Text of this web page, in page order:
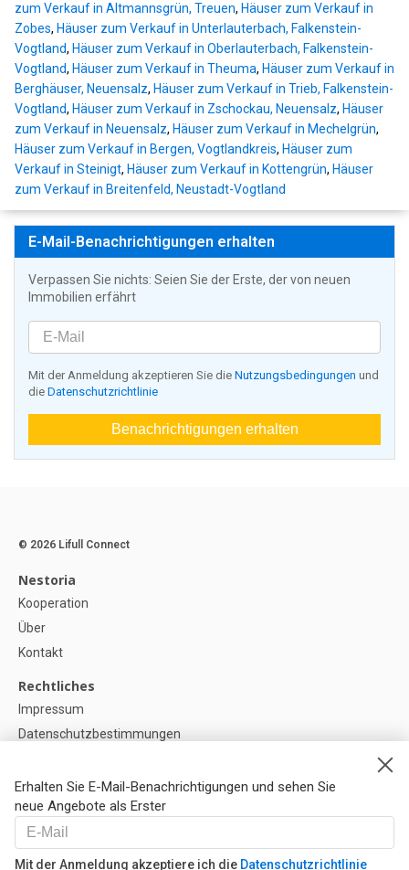
zum Verkauf in Altmannsgrün, Treuen, Häuser zum Verkauf in
Zobes, Häuser zum Verkauf in Unterlauterbach, Falkenstein-
Vogtland, Häuser zum Verkauf in Oberlauterbach, Falkenstein-
Vogtland, Häuser zum Verkauf in Theuma, Häuser zum Verkauf in
Berghäuser, Neuensalz, Häuser zum Verkauf in Trieb, Falkenstein-
Vogtland, Häuser zum Verkauf in Zschockau, Neuensalz, Häuser
zum Verkauf in Neuensalz, Häuser zum Verkauf in Mechelgrün,
Häuser zum Verkauf in Bergen, Vogtlandkreis, Häuser zum
Verkauf in Steinigt, Häuser zum Verkauf in Kottengrün, Häuser
zum Verkauf in Breitenfeld, Neustadt-Vogtland
E-Mail-Benachrichtigungen erhalten
Verpassen Sie nichts: Seien Sie der Erste, der von neuen
Immobilien erfährt
Mit der Anmeldung akzeptieren Sie die Nutzungsbedingungen und
die Datenschutzrichtlinie
Benachrichtigungen erhalten
Erhalten Sie E-Mail-Benachrichtigungen und sehen Sie
neue Angebote als Erster
Mit der Anmeldung akzeptiere ich die Datenschutzrichtlinie
© 2026 Lifull Connect
Nestoria
Kooperation
Über
Kontakt
Rechtliches
Impressum
Datenschutzbestimmungen
Cookie-Einstellunge
Hilfe
FAQ
Unsere Partner